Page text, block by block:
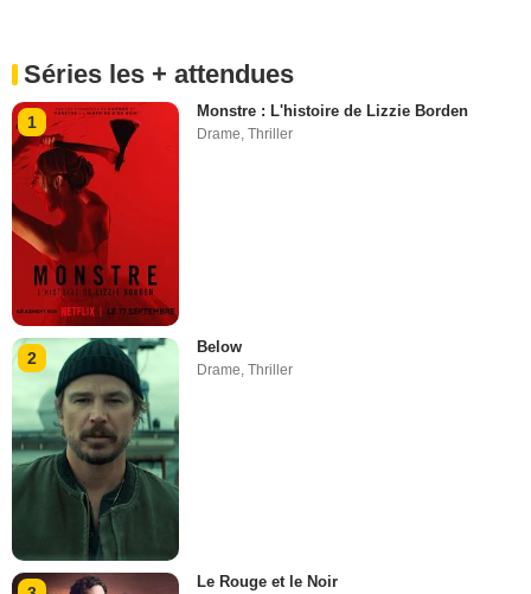
Séries les + attendues
1
Monstre : L'histoire de Lizzie Borden
Drame,Thriller
2
Below
Drame ,Thriller
Le Rouge et le Noir